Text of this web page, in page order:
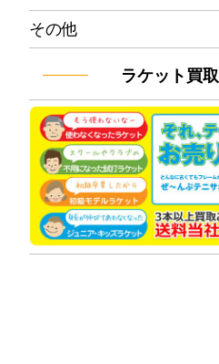
その他
ラケット買取